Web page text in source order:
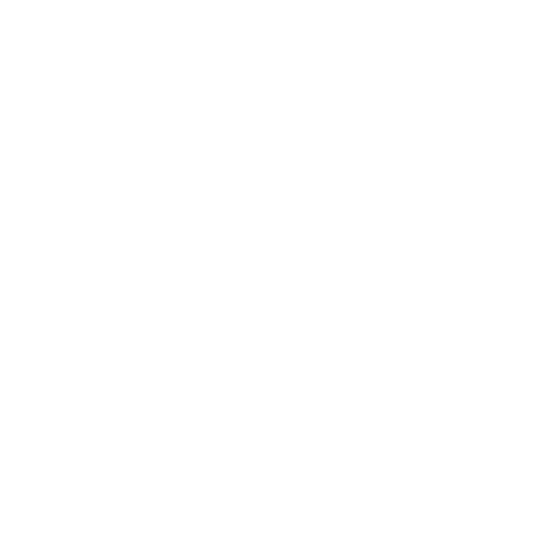
Material do encosto e assento injetado em Polipropileno
Pés em tubo de aço carbono de secção circular e
Assento com design semicircular, no conceito mocho.
Pés com ponteiras injetadas em polipropileno para a
- Indicado para uso residencial, sua limpeza deve ser
- Produto para uso residencial em ambiente interno, não
- Pode haver alguma diferença de tonalidade entre a